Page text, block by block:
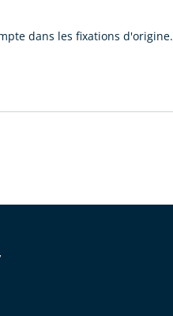
dans les fixations d'origine.